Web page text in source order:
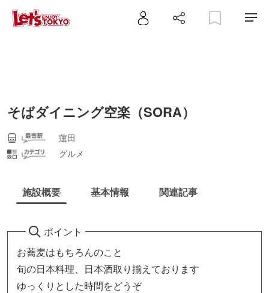
そばダイニング空楽（SORA）
蓮田
グルメ
施設概要 基本情報 関連記事
ポイント
お蕎麦はもちろんのこと
旬の日本料理、日本酒取り揃えております
ゆっくりとした時間をどうぞ